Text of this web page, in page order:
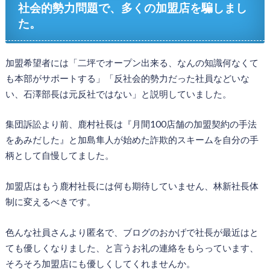
社会的勢力問題で、多くの加盟店を騙しまし
た。
加盟希望者には「二坪でオープン出来る、なんの知識何なくて
も本部がサポートする」「反社会的勢力だった社員などいな
い、石澤部長は元反社ではない」と説明していました。
集団訴訟より前、鹿村社長は『月間100店舗の加盟契約の手法
をあみだした』と加島隼人が始めた詐欺的スキームを自分の手
柄として自慢してました。
加盟店はもう鹿村社長には何も期待していません、林新社長体
制に変えるべきです。
色んな社員さんより匿名で、ブログのおかげで社長が最近はと
ても優しくなりました、と言うお礼の連絡をもらっています、
そろそろ加盟店にも優しくしてくれませんか。